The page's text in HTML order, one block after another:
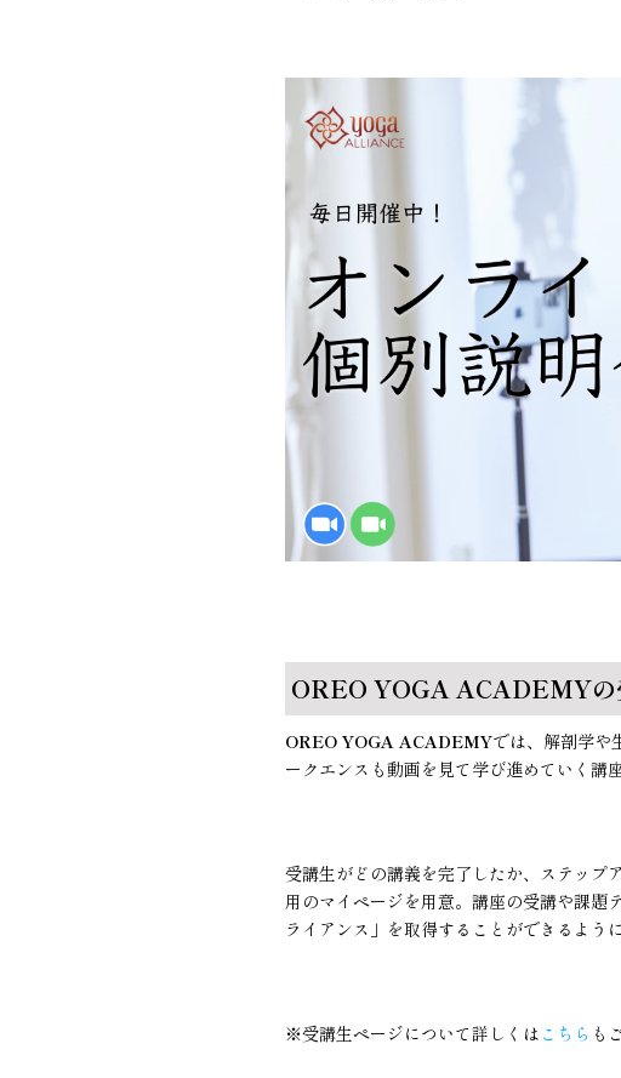
OREO YOGA ACADEMYの
OREO YOGA ACADEMYでは、解剖学や
ークエンスも動画を見て学び進めていく講
受講生がどの講義を完了したか、ステップ
用のマイページを用意。講座の受講や課題
ライアンス」を取得することができるよう
※受講生ページについて詳しくは こちら も